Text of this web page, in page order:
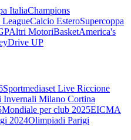
ItaliaChampions
LeagueCalcio EsteroSupercoppa
Altri MotoriBasketAmerica's
Drive UP
Sportmediaset Live Riccione
Invernali Milano Cortina
Mondiale per club 2025EICMA
2024Olimpiadi Parigi